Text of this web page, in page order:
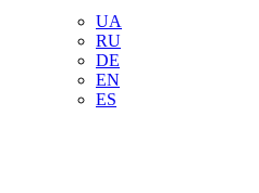
UA
RU
DE
EN
ES